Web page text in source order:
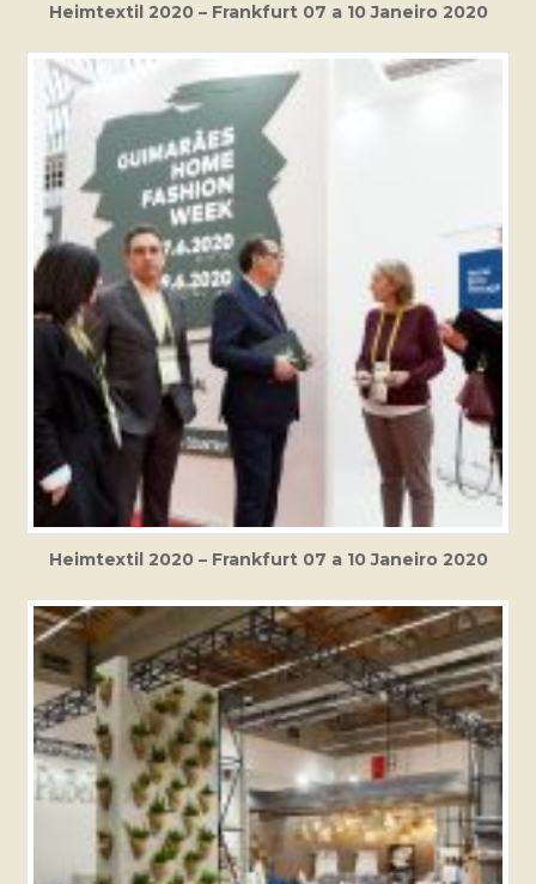
Heimtextil 2020 – Frankfurt 07 a 10 Janeiro 2020
Heimtextil 2020 – Frankfurt 07 a 10 Janeiro 2020